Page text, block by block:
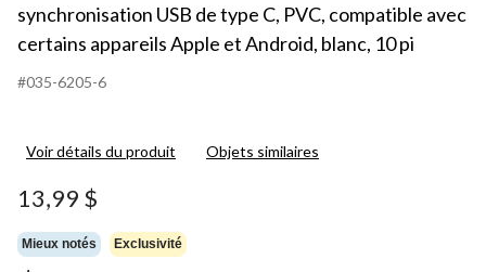
synchronisation USB de type C, PVC, compatible avec
certains appareils Apple et Android, blanc, 10 pi
#035-6205-6
Voir détails du produit Objets similaires
13,99 $
Mieux notés Exclusivité